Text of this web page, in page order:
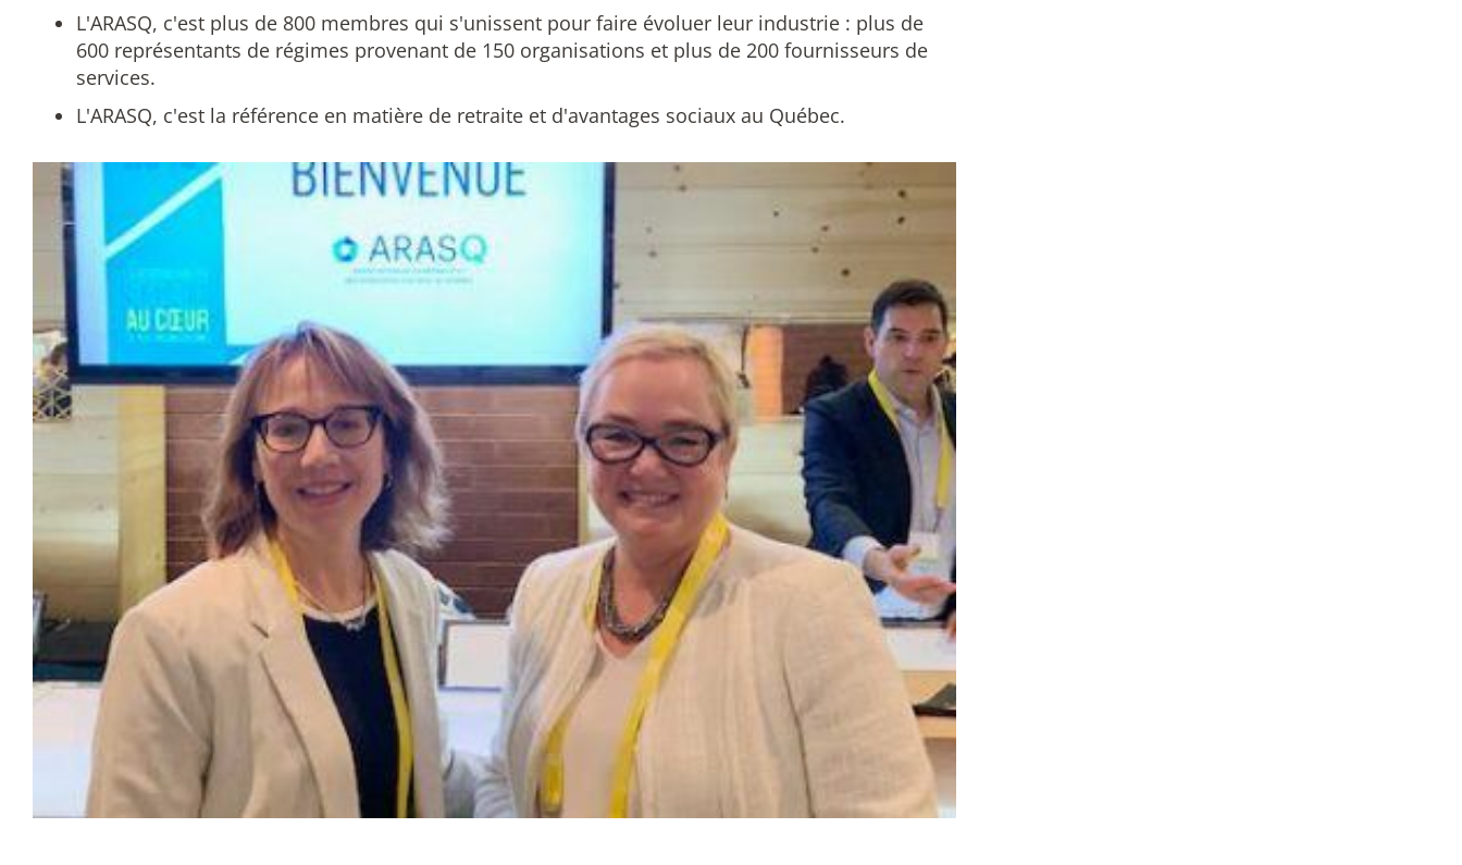
L'ARASQ, c'est plus de 800 membres qui s'unissent pour faire évoluer leur industrie : plus de
600 représentants de régimes provenant de 150 organisations et plus de 200 fournisseurs de
services.
L'ARASQ, c'est la référence en matière de retraite et d'avantages sociaux au Québec.